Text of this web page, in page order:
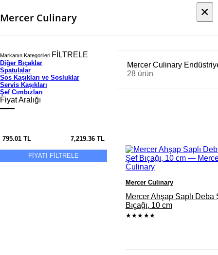
Mercer Culinary
Markanın Kategorileri FİLTRELE
Diğer Bıçaklar
Spatulalar
Sos Kaşıkları ve Sosluklar
Servis Kaşıkları
Şef Cımbızları
Fiyat Aralığı
795.01 TL 7,219.36 TL
FİYATI FİLTRELE
Mercer Culinary
28 ürün
Mercer Culinary
Mercer Ahşap Saplı Deba
Bıçağı, 10 cm
★★★★★
×
×